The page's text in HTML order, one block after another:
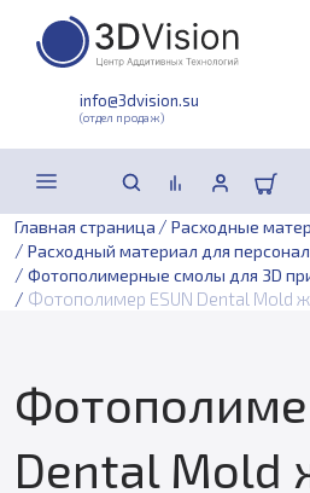
info@3dvision.su
(отдел продаж)
Главная страница / Расходные
/ Расходный материал для
/ Фотополимерные смолы для 3D
/ Фотополимер ESUN Dental Mold
Dental Mold